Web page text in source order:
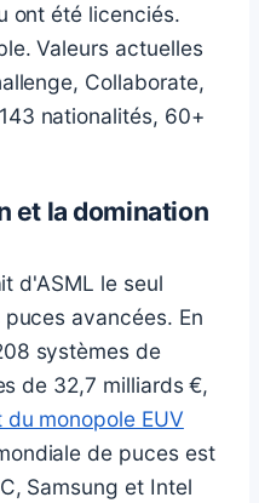
ont été licenciés.
Valeurs actuelles
Collaborate,
nationalités, 60+
et la domination
d'ASML le seul
avancées. En
systèmes de
de 32,7 milliards €,
du monopole EUV
de puces est
Samsung et Intel